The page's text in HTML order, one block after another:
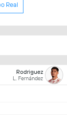
Real
Rodriguez
L. Fernández